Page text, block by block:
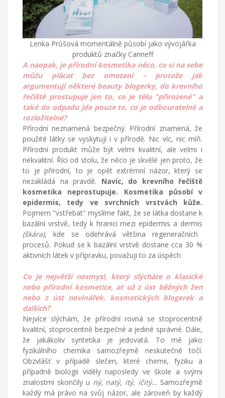
Lenka Průšová momentálně působí jako vývojářka
produktů značky Canneff
A naopak, je přírodní kosmetika něco, co si na sebe
můžu plácat bez omezení – protože jak
argumentují některé beauty blogerky, do krevního
řečiště prostupuje jen to, co je tělu "přirozené" a
také do odpadu jde pouze to, co je odbouratelné a
rozložitelné?
Přírodní neznamená bezpečný. Přírodní znamená, že
použité látky se vyskytují i v přírodě. Nic víc, nic míň.
Přírodní produkt může být velmi kvalitní, ale velmi i
nekvalitní. Říci od stolu, že něco je skvělé jen proto, že
to je přírodní, to je opět extrémní názor, který se
nezakládá na pravdě. Navíc, do krevního řečiště
kosmetika neprostupuje. Kosmetika působí v
epidermis, tedy ve svrchních vrstvách kůže.
Pojmem "vstřebat" myslíme fakt, že se látka dostane k
bazální vrstvě, tedy k hranici mezi epidermis a dermis
(škára), kde se odehrává většina regeneračních
procesů. Pokud se k bazální vrstvě dostane cca 30 %
aktivních látek v přípravku, považuji to za úspěch.
Co je největší nesmysl, který slýcháte o klasické
nebo přírodní kosmetice, ať už z úst běžných žen
nebo z úst novinářek, kosmetických blogerek a
dalších?
Nejvíce slýchám, že přírodní rovná se stoprocentně
kvalitní, stoprocentně bezpečné a jediné správné. Dále,
že jakákoliv syntetika je jedovatá. To mě jako
fyzikálního chemika samozřejmě neskutečně točí.
Obzvlášť v případě slečen, které chemii, fyziku a
případně biologii viděly naposledy ve škole a svými
znalostmi skončily u ný, natý, itý, ičitý… Samozřejmě
každý má právo na svůj názor, ale zároveň by každý